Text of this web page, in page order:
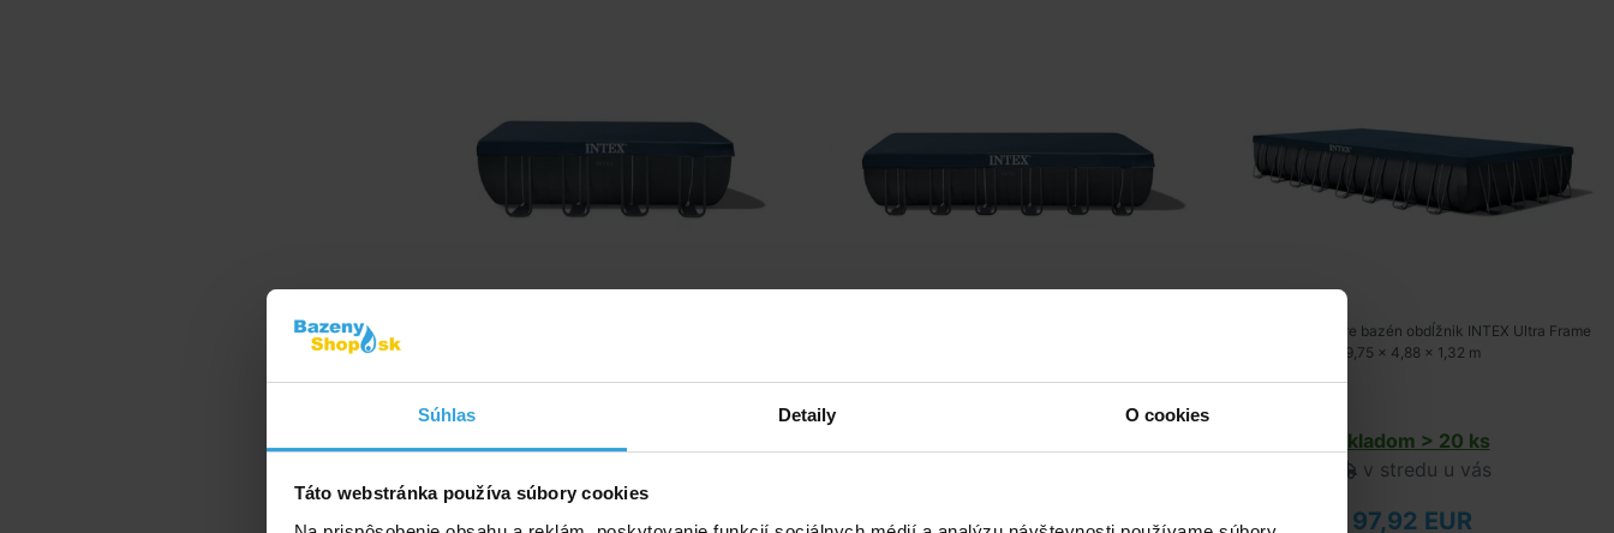
Súhlas Detaily O cookies
Táto webstránka používa súbory cookies
60,42 EUR 75,00 EUR
Krycia plachta pre bazén obdĺžnik INTEX Ultra Frame
9,75 x 4,88 x 1,32 m
Skladom > 20 ks
v stredu u vás
97,92 EUR